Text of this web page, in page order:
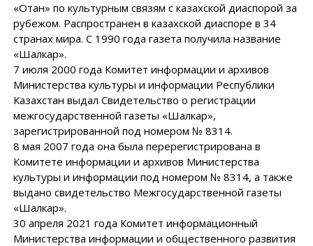
«Отан» по культурным связям с казахской диаспорой за
рубежом. Распространен в казахской диаспоре в 34
странах мира. С 1990 года газета получила название
«Шалкар».
7 июля 2000 года Комитет информации и архивов
Министерства культуры и информации Республики
Казахстан выдал Свидетельство о регистрации
межгосударственной газеты «Шалкар»,
зарегистрированной под номером № 8314.
8 мая 2007 года она была перерегистрирована в
Комитете информации и архивов Министерства
культуры и информации под номером № 8314, а также
выдано свидетельство Межгосударственной газеты
«Шалкар».
30 апреля 2021 года Комитет информационный
Министерства информации и общественного развития